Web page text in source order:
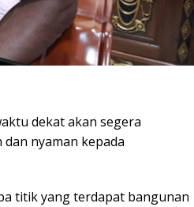
dekat akan segera
nyaman kepada
titik yang terdapat bangunan